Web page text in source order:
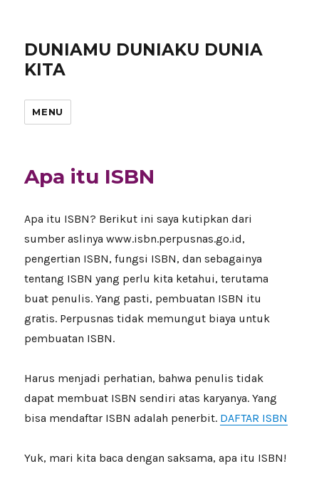
DUNIAMU DUNIAKU DUNIA
KITA
MENU
Apa itu ISBN
Apa itu ISBN? Berikut ini saya kutipkan dari
sumber aslinya www.isbn.perpusnas.go.id,
pengertian ISBN, fungsi ISBN, dan sebagainya
tentang ISBN yang perlu kita ketahui, terutama
buat penulis. Yang pasti, pembuatan ISBN itu
gratis. Perpusnas tidak memungut biaya untuk
pembuatan ISBN.
Harus menjadi perhatian, bahwa penulis tidak
dapat membuat ISBN sendiri atas karyanya. Yang
bisa mendaftar ISBN adalah penerbit. DAFTAR ISBN
Yuk, mari kita baca dengan saksama, apa itu ISBN!